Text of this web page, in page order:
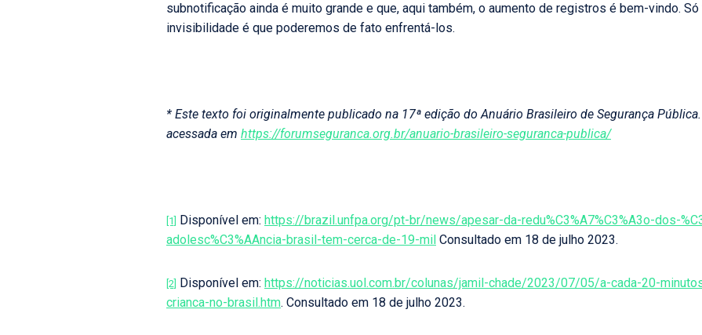
subnotificação ainda é muito grande e que, aqui também, o aumento de registros é bem-vindo.
invisibilidade é que poderemos de fato enfrentá-los.
* Este texto foi originalmente publicado na 17ª edição do Anuário Brasileiro de Segurança
acessada em https://forumseguranca.org.br/anuario-brasileiro-seguranca-publica/
[1] Disponível em: https://brazil.unfpa.org/pt-br/news/apesar-da-redu%C3%A7%C3%A3o-dos-
adolesc%C3%AAncia-brasil-tem-cerca-de-19-mil Consultado em 18 de julho 2023.
[2] Disponível em: https://noticias.uol.com.br/colunas/jamil-chade/2023/07/05/a-cada-20-
crianca-no-brasil.htm. Consultado em 18 de julho 2023.